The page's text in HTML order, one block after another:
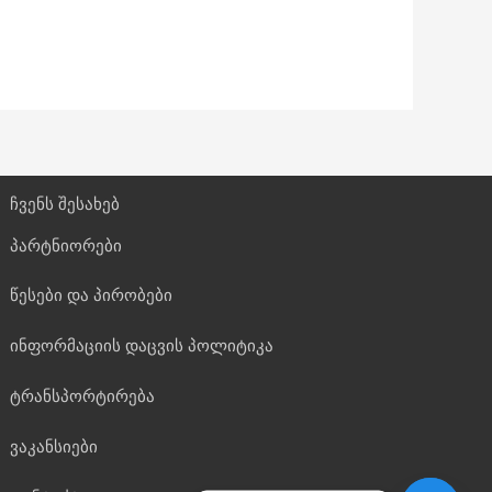
ჩვენს შესახებ
პარტნიორები
წესები და პირობები
ინფორმაციის დაცვის პოლიტიკა
ტრანსპორტირება
ვაკანსიები